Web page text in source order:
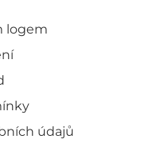
logem
údajů